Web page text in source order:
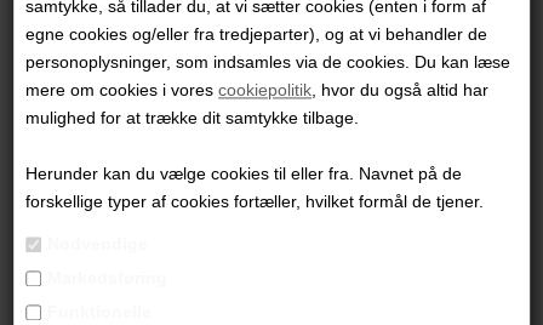
samtykke, så tillader du, at vi sætter cookies (enten i form af
egne cookies og/eller fra tredjeparter), og at vi behandler de
personoplysninger, som indsamles via de cookies. Du kan læse
mere om cookies i vorescookiepolitik , hvor du også altid har
mulighed for at trække dit samtykke tilbage.
Herunder kan du vælge cookies til eller fra. Navnet på de
forskellige typer af cookies fortæller, hvilket formål de tjener.
Jette Reinert
1.600,00DKK